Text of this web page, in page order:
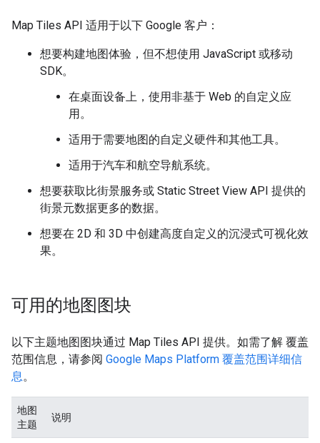
Map Tiles API 适用于以下 Google 客户：
想要构建地图体验，但不想使用 JavaScript 或移动
SDK。
在桌面设备上，使用非基于 Web 的自定义应
用。
适用于需要地图的自定义硬件和其他工具。
适用于汽车和航空导航系统。
想要获取比街景服务或 Static Street View API 提供的
街景元数据更多的数据。
想要在 2D 和 3D 中创建高度自定义的沉浸式可视化效
果。
可用的地图图块
以下主题地图图块通过 Map Tiles API 提供。如需了解 覆盖
范围信息，请参阅 Google Maps Platform 覆盖范围详细信
息 。
地图
主题
说明